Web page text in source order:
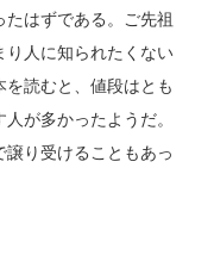
はずである。ご先祖
人に知られたくない
読むと、値段はとも
が多かったようだ。
り受けることもあっ